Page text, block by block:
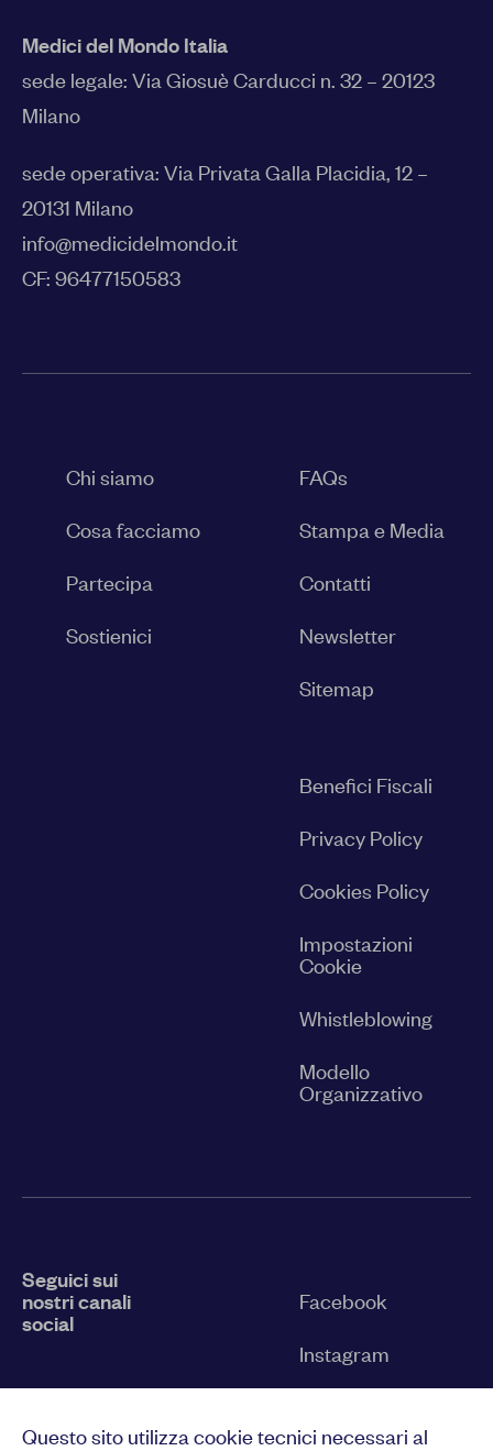
Questo sito utilizza cookie tecnici necessari al
Medici del Mondo Italia
sede legale: Via Giosuè Carducci n. 32 – 20123
Milano
sede operativa: Via Privata Galla Placidia, 12 –
20131 Milano
info@medicidelmondo.it
CF: 96477150583
Chi siamo
Cosa facciamo
Partecipa
Sostienici
FAQs
Stampa e Media
Contatti
Newsletter
Sitemap
Benefici Fiscali
Privacy Policy
Cookies Policy
Impostazioni
Cookie
Whistleblowing
Modello
Organizzativo
Seguici sui
nostri canali
social
Facebook
Instagram